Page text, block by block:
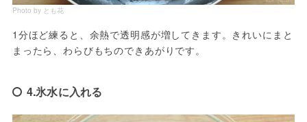
Photo by とも花
1分ほど練ると、余熱で透明感が増してきます。きれいにまと
まったら、わらびもちのできあがりです。
4.氷水に入れる